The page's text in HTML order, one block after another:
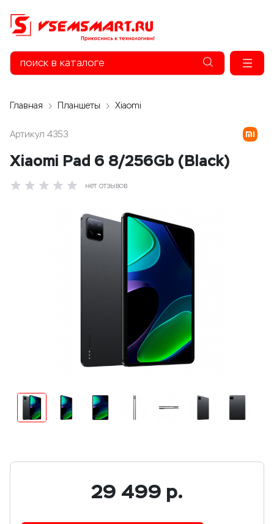
Главная Планшеты Xiaomi
Артикул 4353
Xiaomi Pad 6 8/256Gb (Black)
нет отзывов
29 499 р.